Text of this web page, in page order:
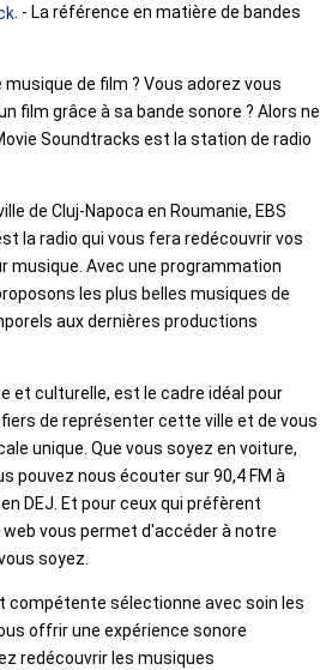
. - La référence en matière de bandes
de film ? Vous adorez vous
film grâce à sa bande sonore ? Alors ne
Soundtracks est la station de radio
de Cluj-Napoca en Roumanie, EBS
la radio qui vous fera redécouvrir vos
musique. Avec une programmation
les plus belles musiques de
aux dernières productions
et culturelle, est le cadre idéal pour
de représenter cette ville et de vous
unique. Que vous soyez en voiture,
pouvez nous écouter sur 90,4 FM à
DEJ. Et pour ceux qui préfèrent
vous permet d'accéder à notre
soyez.
compétente sélectionne avec soin les
offrir une expérience sonore
redécouvrir les musiques